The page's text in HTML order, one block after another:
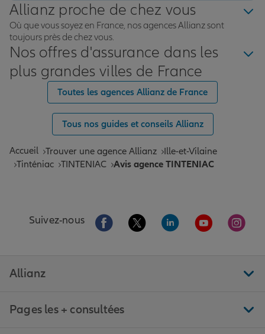
Allianz proche de chez vous
Où que vous soyez en France, nos agences Allianz sont
toujours près de chez vous.
Nos offres d'assurance dans les
plus grandes villes de France
Toutes les agences Allianz de France
Tous nos guides et conseils Allianz
Accueil Trouver une agence Allianz
Ille-et-Vilaine
Tinténiac TINTENIAC Avis agence TINTENIAC
Suivez-nous Aller sur la page Facebook de Allianz
Aller sur la page Twitter de
Aller sur la page
Aller sur la
Aller
Allianz
Pages les + consultées